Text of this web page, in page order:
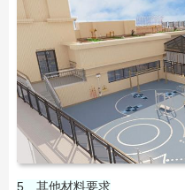
5、其他材料要求